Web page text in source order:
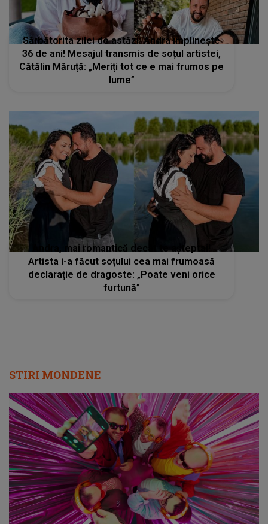
Sărbătorita zilei de astăzi: Andra împlinește
36 de ani! Mesajul transmis de soțul artistei,
Cătălin Măruță: „Meriți tot ce e mai frumos pe
lume”
Andra, mai romantică decât te așteptai!
Artista i-a făcut soțului cea mai frumoasă
declarație de dragoste: „Poate veni orice
furtună”
STIRI MONDENE